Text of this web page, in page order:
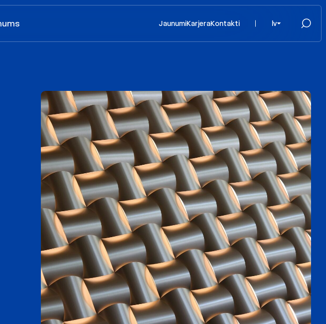
JaunumiKarjeraKontakti lv